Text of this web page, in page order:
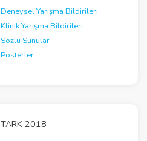
Deneysel Yarışma Bildirileri
Klinik Yarışma Bildirileri
Sözlü Sunular
Posterler
TARK 2018